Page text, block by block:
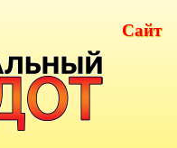
Сайт